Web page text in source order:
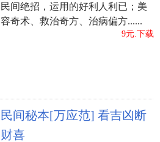
民间绝招，运用的好利人利已；美
容奇术、救治奇方、治病偏方......
9元.下载
民间秘本[万应范] 看吉凶断
财喜